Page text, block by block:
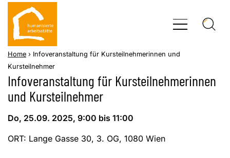
Skip
to
content
Home › Infoveranstaltung für Kursteilnehmerinnen und
Kursteilnehmer
Infoveranstaltung für Kursteilnehmerinnen
und Kursteilnehmer
Do, 25.09. 2025, 9:00 bis 11:00
ORT: Lange Gasse 30, 3. OG, 1080 Wien